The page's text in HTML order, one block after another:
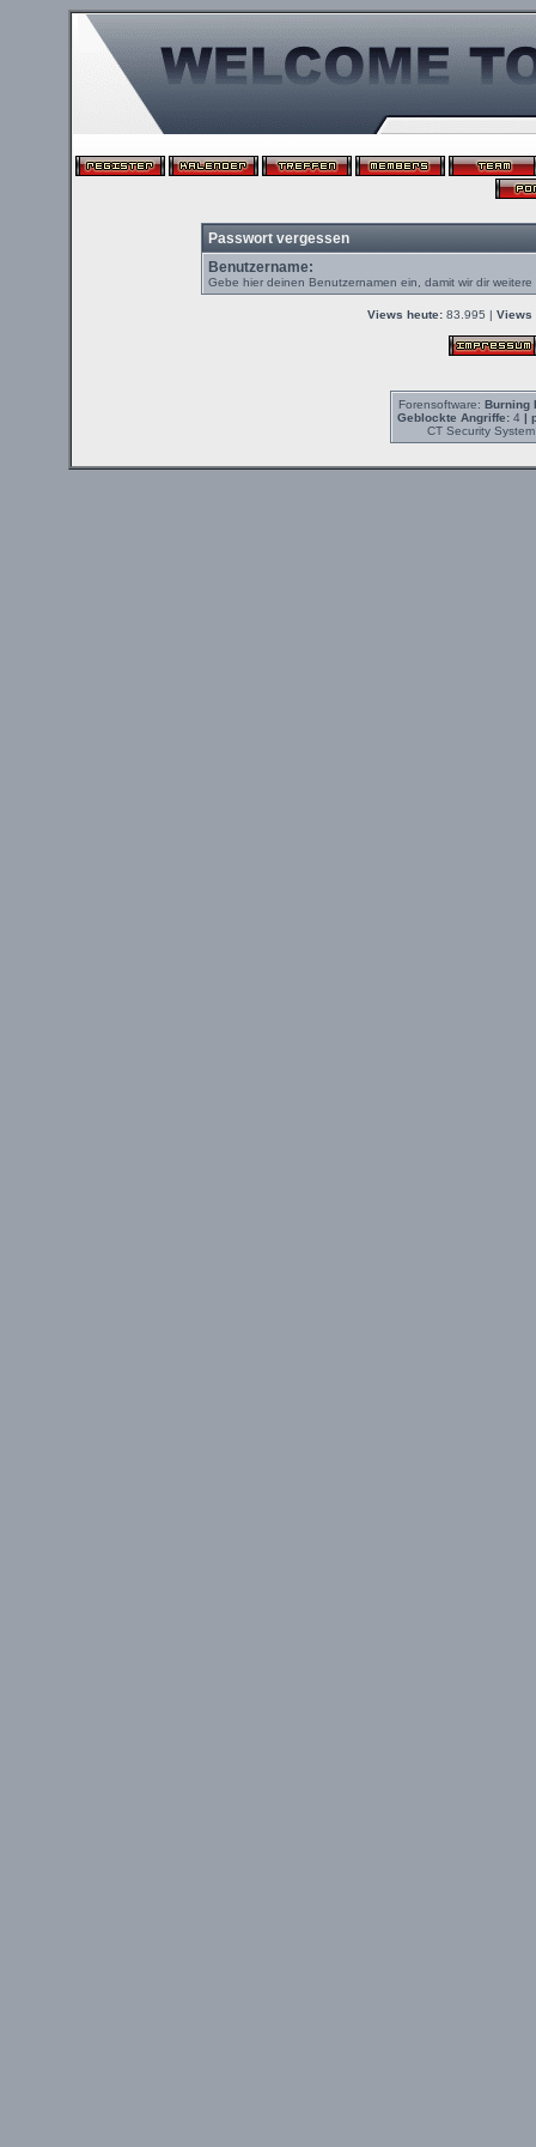
Passwort vergessen
Benutzername:
Gebe hier deinen Benutzernamen ein, damit wir dir
Views heute: 83.995 | Views
Forensoftware: Burning
Geblockte Angriffe:4 |
CT Security